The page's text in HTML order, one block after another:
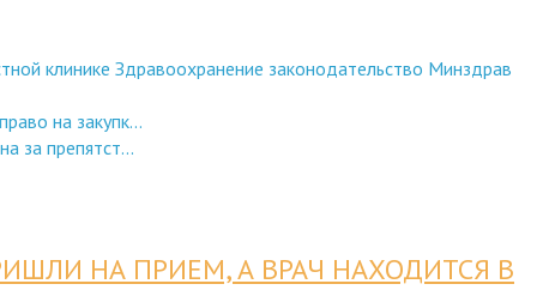
клинике Здравоохранение законодательство Минздрав
на закупк...
за препятст...
НА ПРИЕМ, А ВРАЧ НАХОДИТСЯ В